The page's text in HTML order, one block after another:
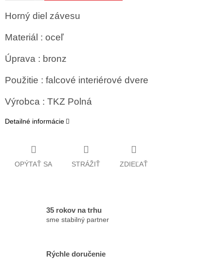
Horný diel závesu
Materiál : oceľ
Úprava : bronz
Použitie : falcové interiérové dvere
Výrobca : TKZ Polná
Detailné informácie
OPÝTAŤ SA STRÁŽIŤ ZDIEĽAŤ
35 rokov na trhu
sme stabilný partner
Rýchle doručenie